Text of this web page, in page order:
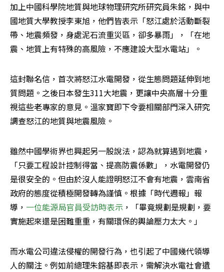
加上中國科學院地質與地球物理研究所研究員朱銘，與中
國地質大學教授李東旭，他們皆表示「怒江處於活動斷裂
帶、地震頻發，身處泥石流重災區，卻多暴雨」，「在地
震、地質上有特殊的高風險，不應建設大型水電站」。
這封聯名信，首次將怒江水電開發，從生態問題延伸到地
質問題。之後日本發生311大地震，更讓中央高層十分重
視這些老專家的意見。溫家寶即下令要相關部門深入研究
調查怒江的地質與地震風險。
雖然中國學術界也興起另一股說法，認為就算遇到地震，
「只要工程設計控制得當、提高防震係數」，水電開發仍
是很安全的。但由於沒人能證明怒江不會有地震，雲南省
政府的態度從積極開發轉為謹慎。根據「時代週報」報
導， 一位能源局官員受訪時表示 ，「畢竟規劃是規劃，要
實施起來還是困難重重，有關環保的輿論壓力太大。」
而水電公司違法侵權的開發行為，也引起了中國幾代領導
人的關注。例如前總理朱鎔基即表示，需解決水電社會遺